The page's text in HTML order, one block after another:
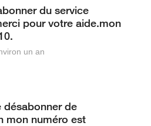
du service
pour votre aide.mon
un an
désabonner de
mon numéro est